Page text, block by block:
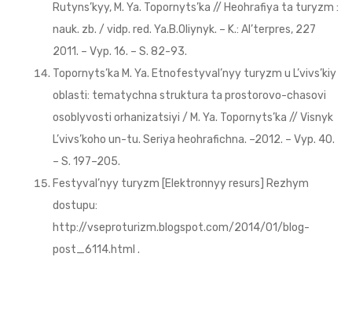
Rutyns’kyy, M. Ya. Topornyts’ka // Heohrafiya ta turyzm :
nauk. zb. / vidp. red. Ya.B.Oliynyk. – K.: Al’terpres, 227
2011. – Vyp. 16. – S. 82-93.
Topornyts’ka M. Ya. Etnofestyval’nyy turyzm u L’vivs’kiy
oblasti: tematychna struktura ta prostorovo-chasovi
osoblyvosti orhanizatsiyi / M. Ya. Topornyts’ka // Visnyk
L’vivs’koho un-tu. Seriya heohrafichna. –2012. – Vyp. 40.
– S. 197–205.
Festyval’nyy turyzm [Elektronnyy resurs] Rezhym
dostupu:
http://vseproturizm.blogspot.com/2014/01/blog-
post_6114.html .